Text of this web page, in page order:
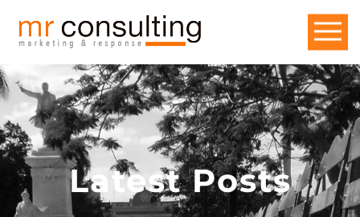
Latest Posts